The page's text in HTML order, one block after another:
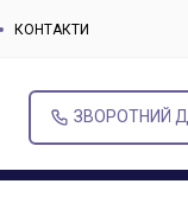
КОНТАКТИ
ЗВОРОТНИЙ